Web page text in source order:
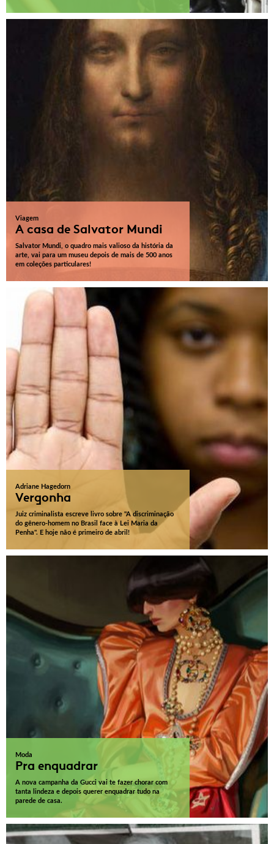
Viagem
A casa de Salvator Mundi
Salvator Mundi, o quadro mais valioso da história da
arte, vai para um museu depois de mais de 500 anos
em coleções particulares!
Adriane Hagedorn
Vergonha
Juiz criminalista escreve livro sobre "A discriminação
do gênero-homem no Brasil face à Lei Maria da
Penha". E hoje não é primeiro de abril!
Moda
Pra enquadrar
A nova campanha da Gucci vai te fazer chorar com
tanta lindeza e depois querer enquadrar tudo na
parede de casa.